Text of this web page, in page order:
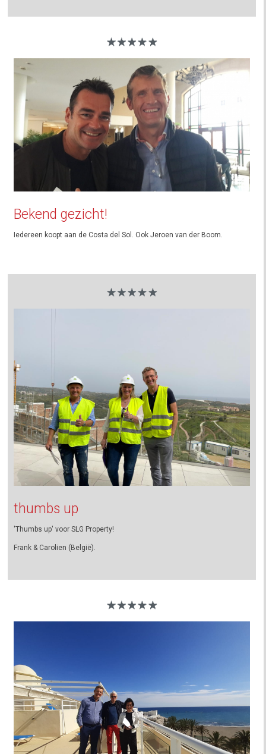
Bekend gezicht!
Iedereen koopt aan de Costa del Sol. Ook Jeroen van der Boom.
thumbs up
'Thumbs up' voor SLG Property!
Frank & Carolien (België).